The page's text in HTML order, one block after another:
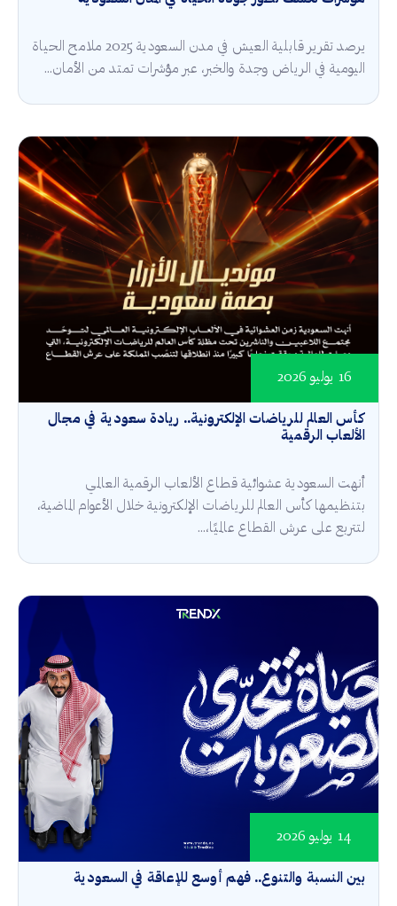
يرصد تقرير قابلية العيش في مدن السعودية 2025 ملامح الحياة
اليومية في الرياض وجدة والخبر، عبر مؤشرات تمتد من الأمان...
كأس العالم للرياضات الإلكترونية.. ريادة سعودية في مجال
الألعاب الرقمية
16 يوليو 2026
أنهت السعودية عشوائية قطاع الألعاب الرقمية العالمي
بتنظيمها كأس العالم للرياضات الإلكترونية خلال الأعوام الماضية،
لتتربع على عرش القطاع عالميًا،...
بين النسبة والتنوع.. فهم أوسع للإعاقة في السعودية
14 يوليو 2026